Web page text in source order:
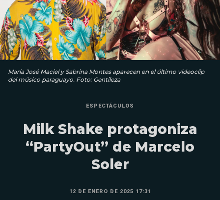
María José Maciel y Sabrina Montes aparecen en el último videoclip
del músico paraguayo. Foto: Gentileza
ESPECTÁCULOS
Milk Shake protagoniza
“PartyOut” de Marcelo
Soler
12 DE ENERO DE 2025 17:31